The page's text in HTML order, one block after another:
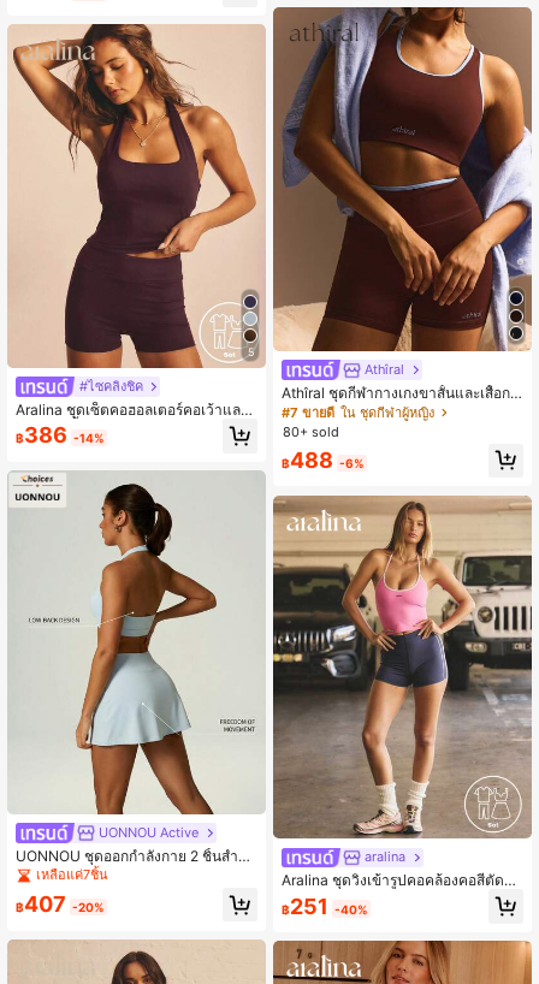
5
#ไซคลิ่งชิค
Aralina ชุดเซ็ตคอฮอลเตอร์คอเว้าและก
างเกงขาสั้น
฿386 -14%
UONNOU Active
UONNOU ชุดออกกำลังกาย 2 ชิ้นสำหรั
บผู้หญิง สปอร์ตบราสายคล้องคอเว้าหลั
งต่ำ และกระโปรงเทนนิสเอวไขว้ทรง V
สำหรับยกน้ำหนัก โยคะ และกอล์ฟ
เหลือแค่7ชิ้น
฿407 -20%
Athîral
Athîral ชุดกีฬากางเกงขาสั้นและเสื้อกล้
ามตกแต่งผู้หญิง, ชุดวันทุกวันเรียบง่าย
แต่เก๋ไก๋
#7 ขายดี ใน ชุดกีฬาผู้หญิง
80+ sold
฿488 -6%
aralina
Aralina ชุดวิ่งเข้ารูปคอคล้องคอสีตัดกัน
พร้อมผ้าคาดศีรษะ
฿251 -40%